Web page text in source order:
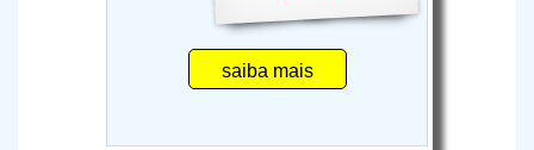
saiba mais